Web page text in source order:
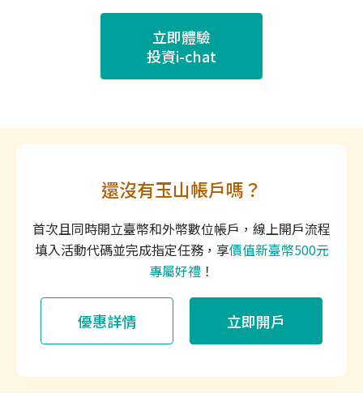
立即體驗
投資i-chat
還沒有玉山帳戶嗎？
首次且同時開立臺幣和外幣數位帳戶，線上開戶流程
填入活動代碼並完成指定任務，享價值新臺幣500元
專屬好禮 ！
優惠詳情 立即開戶